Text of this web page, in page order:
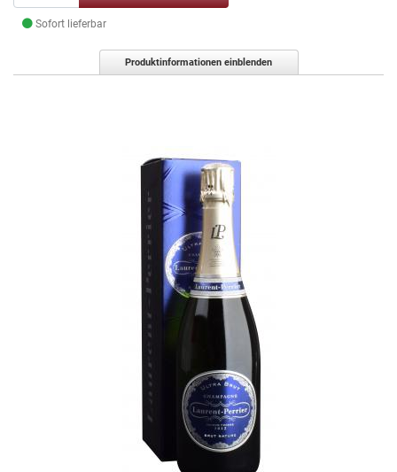
Sofort lieferbar
Produktinformationen einblenden